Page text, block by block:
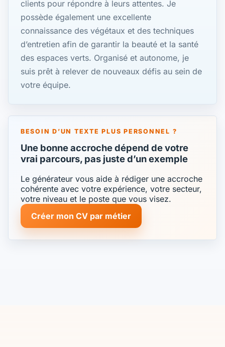
clients pour répondre à leurs attentes. Je
possède également une excellente
connaissance des végétaux et des techniques
d’entretien afin de garantir la beauté et la santé
des espaces verts. Organisé et autonome, je
suis prêt à relever de nouveaux défis au sein de
votre équipe.
BESOIN D’UN TEXTE PLUS PERSONNEL ?
Une bonne accroche dépend de votre
vrai parcours, pas juste d’un exemple
Le générateur vous aide à rédiger une accroche
cohérente avec votre expérience, votre secteur,
votre niveau et le poste que vous visez.
Créer mon CV par métier